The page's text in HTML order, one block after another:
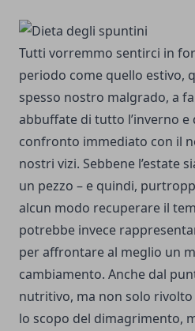
Tutti vorremmo sentirci in
periodo come quello estivo,
spesso nostro malgrado, a
abbuffate di tutto l’inverno
confronto immediato con il
nostri vizi. Sebbene l’estate
un pezzo – e quindi,
alcun modo recuperare il
potrebbe invece
per affrontare al meglio un
cambiamento. Anche dal
nutritivo, ma non solo
lo scopo del dimagrimento,